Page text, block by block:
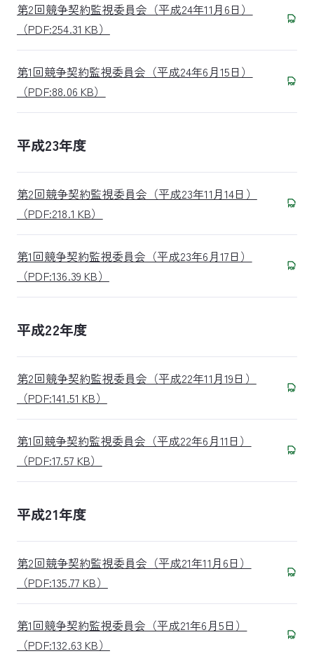
第2回競争契約監視委員会（平成24年11月6日）
（PDF:254.31 KB）
第1回競争契約監視委員会（平成24年6月15日）
（PDF:88.06 KB）
平成23年度
第2回競争契約監視委員会（平成23年11月14日）
（PDF:218.1 KB）
第1回競争契約監視委員会（平成23年6月17日）
（PDF:136.39 KB）
平成22年度
第2回競争契約監視委員会（平成22年11月19日）
（PDF:141.51 KB）
第1回競争契約監視委員会（平成22年6月11日）
（PDF:17.57 KB）
平成21年度
第2回競争契約監視委員会（平成21年11月6日）
（PDF:135.77 KB）
第1回競争契約監視委員会（平成21年6月5日）
（PDF:132.63 KB）